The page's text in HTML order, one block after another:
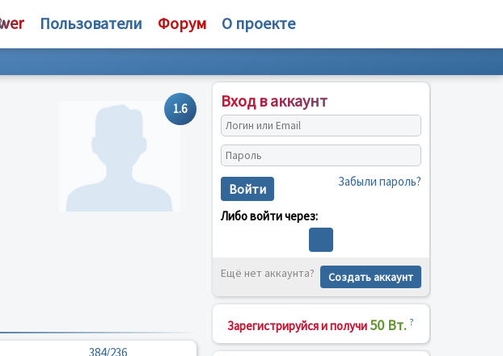
Пользователи Форум О проекте
1.6
384/236
Вход в аккаунт
Войти Забыли пароль?
Либо войти через:
Ещё нет аккаунта? Создать аккаунт
Зарегистрируйся и получи 50 Вт. ?